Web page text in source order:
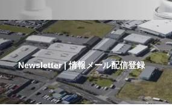
Newsletter | 情報メール配信登録